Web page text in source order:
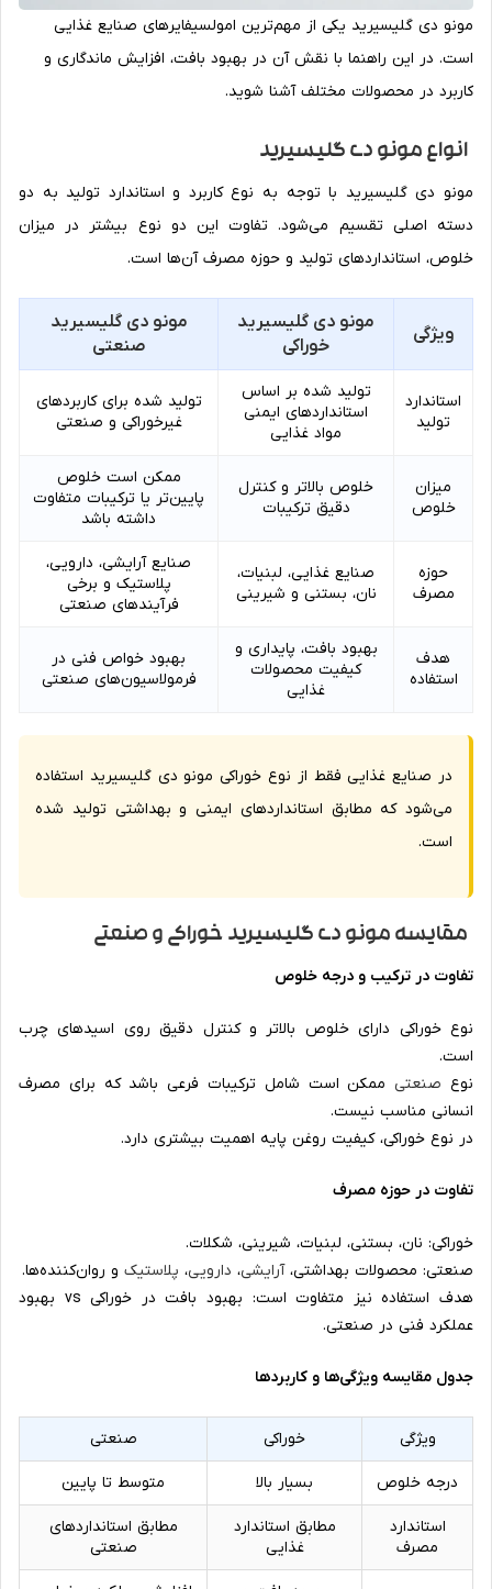
مونو دی گلیسیرید یکی از مهم‌ترین امولسیفایرهای صنایع غذایی
است. در این راهنما با نقش آن در بهبود بافت، افزایش ماندگاری و
کاربرد در محصولات مختلف آشنا شوید.
انواع مونو دی گلیسیرید
مونو دی گلیسیرید با توجه به نوع کاربرد و استاندارد تولید به دو
دسته اصلی تقسیم می‌شود. تفاوت این دو نوع بیشتر در میزان
خلوص، استانداردهای تولید و حوزه مصرف آن‌ها است.
ویژگی
مونو دی گلیسیرید
خوراکی
مونو دی گلیسیرید
صنعتی
استاندارد
تولید
تولید شده بر اساس
استانداردهای ایمنی
مواد غذایی
تولید شده برای کاربردهای
غیرخوراکی و صنعتی
میزان
خلوص
خلوص بالاتر و کنترل
دقیق ترکیبات
ممکن است خلوص
پایین‌تر یا ترکیبات متفاوت
داشته باشد
حوزه
مصرف
صنایع غذایی، لبنیات،
نان، بستنی و شیرینی
صنایع آرایشی، دارویی،
پلاستیک و برخی
فرآیندهای صنعتی
هدف
استفاده
بهبود بافت، پایداری و
کیفیت محصولات
غذایی
بهبود خواص فنی در
فرمولاسیون‌های صنعتی
در صنایع غذایی فقط از نوع خوراکی مونو دی گلیسیرید استفاده
می‌شود که مطابق استانداردهای ایمنی و بهداشتی تولید شده
است.
مقایسه مونو دی گلیسیرید خوراکی و صنعتی
تفاوت در ترکیب و درجه خلوص
نوع خوراکی دارای خلوص بالاتر و کنترل دقیق روی اسیدهای چرب
است.
نوع صنعتی ممکن است شامل ترکیبات فرعی باشد که برای مصرف
انسانی مناسب نیست.
در نوع خوراکی، کیفیت روغن پایه اهمیت بیشتری دارد.
تفاوت در حوزه مصرف
خوراکی: نان، بستنی، لبنیات، شیرینی، شکلات.
صنعتی: محصولات بهداشتی،آرایشی، دارویی، پلاستیک و روان‌کننده‌ها.
هدف استفاده نیز متفاوت است: بهبود بافت در خوراکی vs بهبود
عملکرد فنی در صنعتی.
جدول مقایسه ویژگی‌ها و کاربردها
ویژگی خوراکی صنعتی
درجه خلوص بسیار بالا متوسط تا پایین
استاندارد
مصرف
مطابق استاندارد
غذایی
مطابق استانداردهای
صنعتی